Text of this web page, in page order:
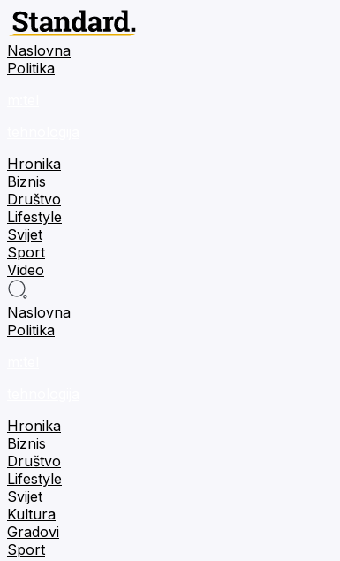
Naslovna
Politika
Hronika
Biznis
Društvo
Lifestyle
Svijet
Sport
Video
Naslovna
Politika
Hronika
Biznis
Društvo
Lifestyle
Svijet
Kultura
Gradovi
Sport